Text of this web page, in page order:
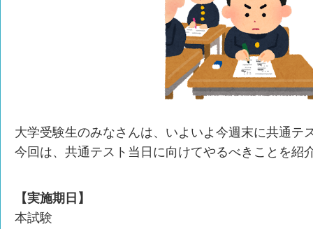
大学受験生のみなさんは、いよいよ今週末に共通テ
今回は、共通テスト当日に向けてやるべきことを
【実施期日】
本試験